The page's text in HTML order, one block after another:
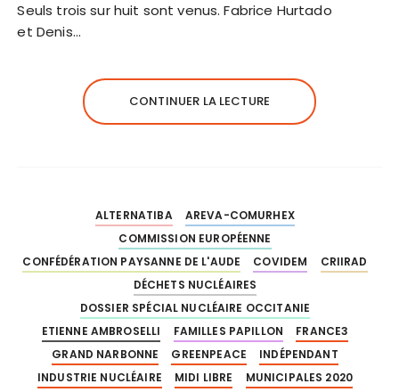
Seuls trois sur huit sont venus. Fabrice Hurtado
et Denis…
CONTINUER LA LECTURE
ALTERNATIBA
AREVA-COMURHEX
COMMISSION EUROPÉENNE
CONFÉDÉRATION PAYSANNE DE L'AUDE
COVIDEM
CRIIRAD
DÉCHETS NUCLÉAIRES
DOSSIER SPÉCIAL NUCLÉAIRE OCCITANIE
ETIENNE AMBROSELLI
FAMILLES PAPILLON
FRANCE3
GRAND NARBONNE
GREENPEACE
INDÉPENDANT
INDUSTRIE NUCLÉAIRE
MIDI LIBRE
MUNICIPALES 2020